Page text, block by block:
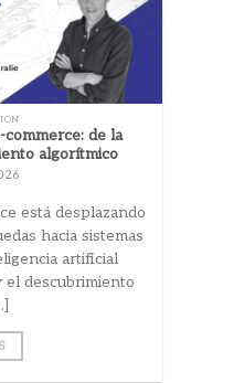
de la
algorítmico
está desplazando
hacia sistemas
artificial
el descubrimiento